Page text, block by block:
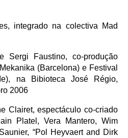
integrado na colectiva Mad
Sergi Faustino, co-produção
(Barcelona) e Festival
na Bibioteca José Régio,
2006
Clairet, espectáculo co-criado
Platel, Vera Mantero, Wim
“Pol Heyvaert and Dirk